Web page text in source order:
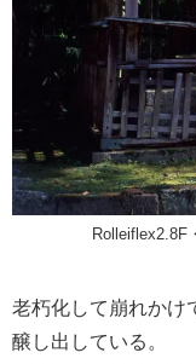
Rolleiflex2.8F
老朽化して崩れかけ
醸し出している。